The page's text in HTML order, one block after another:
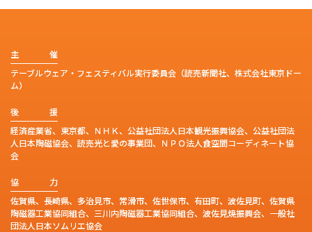
主
催
テーブルウェア・フェスティバル実行委員会（読売新聞社、株式会社東京ドー
ム）
後
援
経済産業省、東京都、ＮＨＫ、公益社団法人日本観光振興協会、公益社団法
人日本陶磁協会、読売光と愛の事業団、ＮＰＯ法人食空間コーディネート協
会
協
力
佐賀県、長崎県、多治見市、常滑市、佐世保市、有田町、波佐見町、佐賀県
陶磁器工業協同組合、三川内陶磁器工業協同組合、波佐見焼振興会、一般社
団法人日本ソムリエ協会